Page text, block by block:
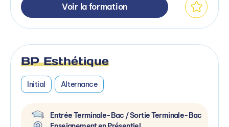
Voir la formation
BP Esthétique
Initial Alternance
Entrée Terminale-Bac / Sortie Terminale-Bac